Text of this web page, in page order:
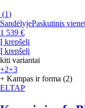
(1)
SandėlyjePaskutinis
1 539 €
Į krepšelį
Į krepšelį
kiti variantai
+2+3
+ Kampas ir forma (2)
ELTAP